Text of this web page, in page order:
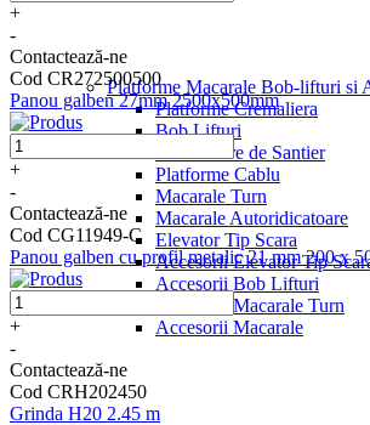
Platforme Macarale Bob-lifturi si
Platforme Cremaliera
Bob Lifturi
Ascensoare de Santier
Platforme Cablu
Macarale Turn
Macarale Autoridicatoare
Elevator Tip Scara
Accesorii Elevator Tip
Accesorii Bob Lifturi
Accesorii Macarale Turn
Accesorii Macarale
+
-
Contactează-ne
Cod CR272500500
Panou galben 27mm 2500x500mm
+
-
Contactează-ne
Cod CG11949-C
Panou galben cu profil metalic 21 mm 200 x
+
-
Contactează-ne
Cod CRH202450
Grinda H20 2.45 m